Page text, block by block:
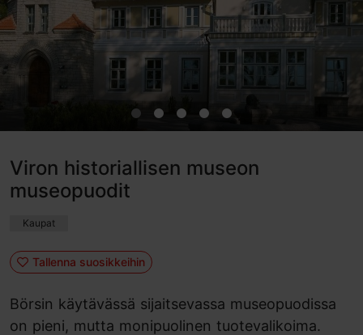
Viron historiallisen museon
museopuodit
Kaupat
Tallenna suosikkeihin
Börsin käytävässä sijaitsevassa museopuodissa
on pieni, mutta monipuolinen tuotevalikoima.